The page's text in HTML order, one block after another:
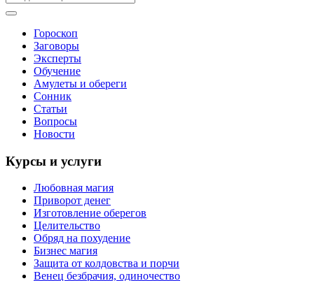
Гороскоп
Заговоры
Эксперты
Обучение
Амулеты и обереги
Сонник
Статьи
Вопросы
Новости
Курсы и услуги
Любовная магия
Приворот денег
Изготовление оберегов
Целительство
Обряд на похудение
Бизнес магия
Защита от колдовства и порчи
Венец безбрачия, одиночество